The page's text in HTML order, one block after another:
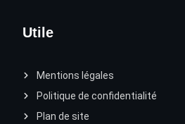
Utile
Mentions légales
Politique de confidentialité
Plan de site